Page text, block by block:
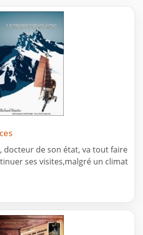
docteur de son état, va tout faire
ses visites,malgré un climat